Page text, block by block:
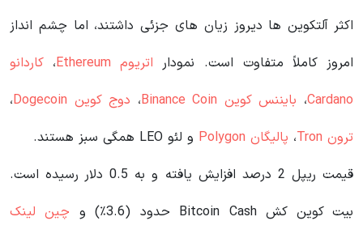
اکثر آلتکوین ها دیروز زیان های جزئی داشتند، اما چشم انداز
امروز کاملاً متفاوت است. نمودار اتریوم Ethereum ، کاردانو
Cardano، بایننس کوین Binance Coin ، دوج کوین Dogecoin
،
ترون Tron
، پالیگان Polygon
و لئو LEO همگی سبز هستند.
قیمت ریپل 2 درصد افزایش یافته و به 0.5 دلار رسیده است.
بیت کوین کش Bitcoin Cash حدود (3.6٪) و
چین لینک